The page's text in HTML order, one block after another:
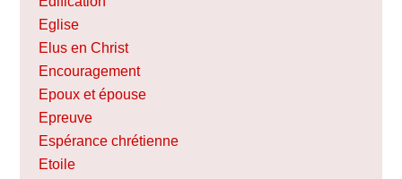
Eglise
Elus en Christ
Encouragement
Epoux et épouse
Epreuve
Espérance chrétienne
Etoile